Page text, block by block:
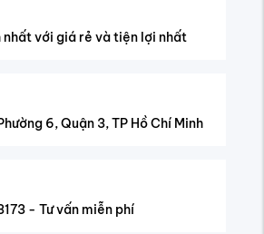
nhất với giá rẻ và tiện lợi nhất
6, Quận 3, TP Hồ Chí Minh
- Tư vấn miễn phí